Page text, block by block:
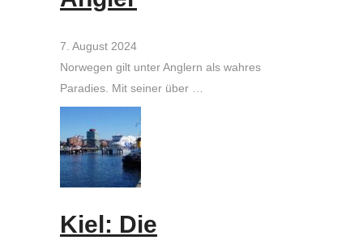
7. August 2024
Norwegen gilt unter Anglern als wahres
Paradies. Mit seiner über …
Kiel: Die